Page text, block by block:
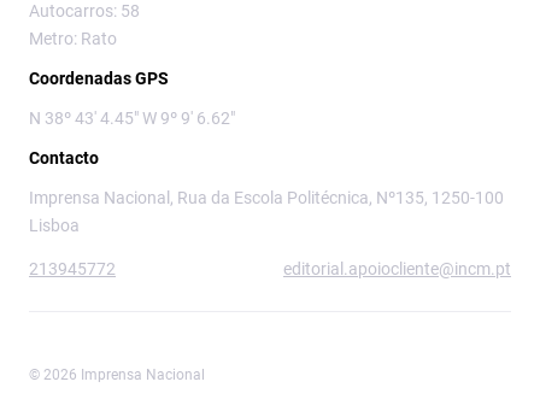
Autocarros: 58
Metro: Rato
Coordenadas GPS
N 38º 43' 4.45" W 9º 9' 6.62"
Contacto
Imprensa Nacional, Rua da Escola Politécnica, Nº135, 1250-100
Lisboa
213945772 editorial.apoiocliente@incm.pt
© 2026 Imprensa Nacional